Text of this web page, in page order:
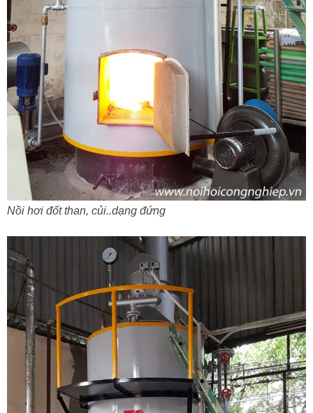
Nồi hơi đốt than, củi..dạng đứng